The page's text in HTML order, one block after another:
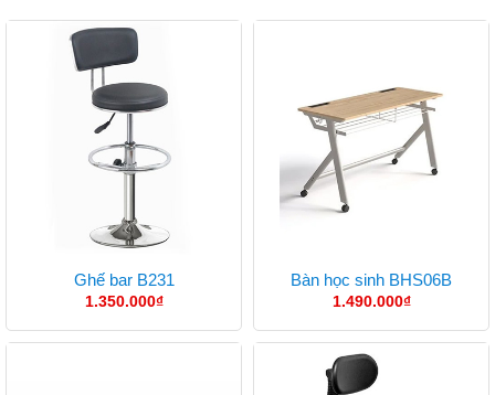
Ghế bar B231
1.350.000₫
Bàn học sinh BHS06B
1.490.000₫